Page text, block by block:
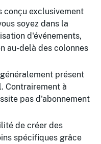
conçu exclusivement
soyez dans la
d'événements,
au-delà des colonnes
présent
Contrairement à
pas d'abonnement
de créer des
spécifiques grâce